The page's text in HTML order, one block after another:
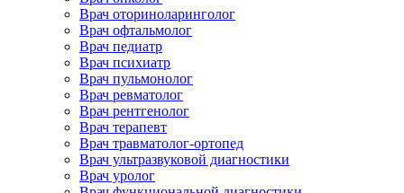
Врач оториноларинголог
Врач офтальмолог
Врач педиатр
Врач психиатр
Врач пульмонолог
Врач ревматолог
Врач рентгенолог
Врач терапевт
Врач травматолог-ортопед
Врач ультразвуковой диагностики
Врач уролог